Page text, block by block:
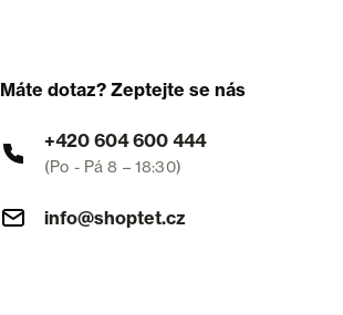
Máte dotaz? Zeptejte se nás
+420 604 600 444
(Po - Pá 8 – 18:30)
info@shoptet.cz